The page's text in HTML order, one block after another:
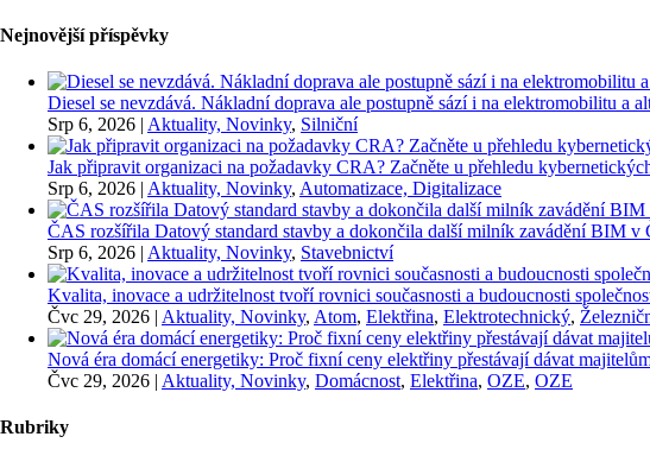
Nejnovější příspěvky
Diesel se nevzdává. Nákladní doprava ale postupně sází i na elektromobilitu a
Srp 6, 2026 | Aktuality, Novinky, Silniční
Jak připravit organizaci na požadavky CRA? Začněte u přehledu
Srp 6, 2026 | Aktuality, Novinky, Automatizace, Digitalizace
ČAS rozšířila Datový standard stavby a dokončila další milník zavádění BIM v
Srp 6, 2026 | Aktuality, Novinky, Stavebnictví
Kvalita, inovace a udržitelnost tvoří rovnici současnosti a budoucnosti
Čvc 29, 2026 | Aktuality, Novinky, Atom, Elektřina, Elektrotechnický,
Nová éra domácí energetiky: Proč fixní ceny elektřiny přestávají dávat
Čvc 29, 2026 | Aktuality, Novinky, Domácnost, Elektřina, OZE, OZE
Rubriky